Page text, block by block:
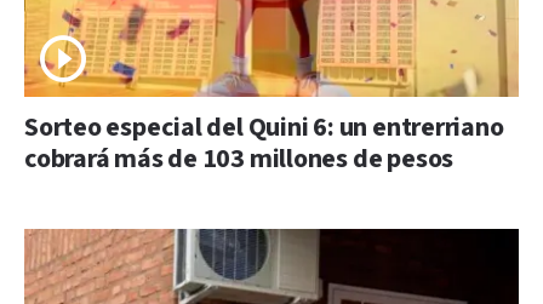
Sorteo especial del Quini 6: un entrerriano
cobrará más de 103 millones de pesos